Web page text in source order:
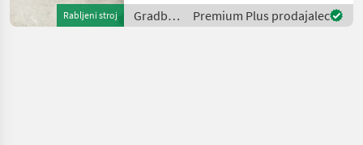
Mini
BagerRabljeni stroj
Gradbeni
stroji /
Premium Plus prodajalec